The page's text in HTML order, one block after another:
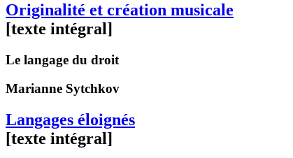
Originalité et création musicale
[texte intégral]
Le langage du droit
Marianne Sytchkov
Langages éloignés
[texte intégral]